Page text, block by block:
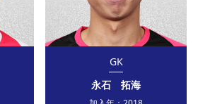
GK
永石 拓海